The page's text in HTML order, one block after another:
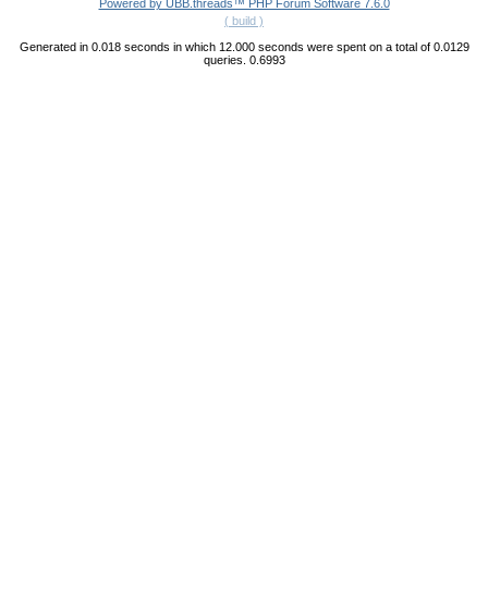
Powered by UBB.threads™ PHP Forum Software 7.6.0
( build )
Generated in 0.018 seconds in which 12.000 seconds were spent on a total of 0.0129
queries. 0.6993